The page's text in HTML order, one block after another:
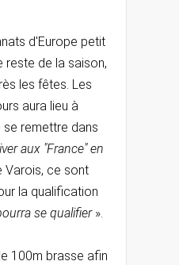
d'Europe petit
reste de la saison,
les fêtes. Les
aura lieu à
se remettre dans
aux "France" en
Varois, ce sont
la qualification
se qualifier».
100m brasse afin